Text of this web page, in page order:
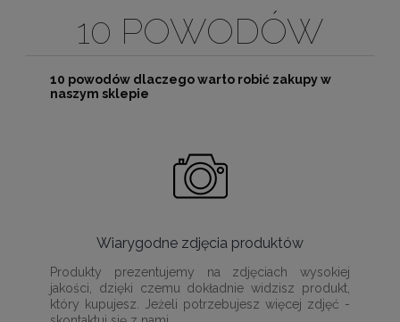
10 POWODÓW
10 powodów dlaczego warto robić zakupy w
naszym sklepie
Wiarygodne zdjęcia produktów
Produkty prezentujemy na zdjęciach wysokiej
jakości, dzięki czemu dokładnie widzisz produkt,
który kupujesz. Jeżeli potrzebujesz więcej zdjęć -